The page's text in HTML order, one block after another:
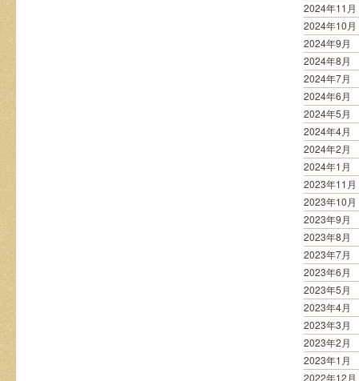
2024年11月
2024年10月
2024年9月
2024年8月
2024年7月
2024年6月
2024年5月
2024年4月
2024年2月
2024年1月
2023年11月
2023年10月
2023年9月
2023年8月
2023年7月
2023年6月
2023年5月
2023年4月
2023年3月
2023年2月
2023年1月
2022年12月